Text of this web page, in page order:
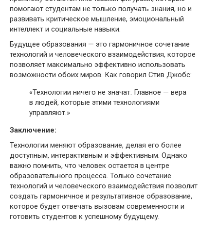
помогают студентам не только получать знания, но и
развивать критическое мышление, эмоциональный
интеллект и социальные навыки.
Будущее образования — это гармоничное сочетание
технологий и человеческого взаимодействия, которое
позволяет максимально эффективно использовать
возможности обоих миров. Как говорил Стив Джобс:
«Технологии ничего не значат. Главное — вера
в людей, которые этими технологиями
управляют.»
Заключение:
Технологии меняют образование, делая его более
доступным, интерактивным и эффективным. Однако
важно помнить, что человек остается в центре
образовательного процесса. Только сочетание
технологий и человеческого взаимодействия позволит
создать гармоничное и результативное образование,
которое будет отвечать вызовам современности и
готовить студентов к успешному будущему.